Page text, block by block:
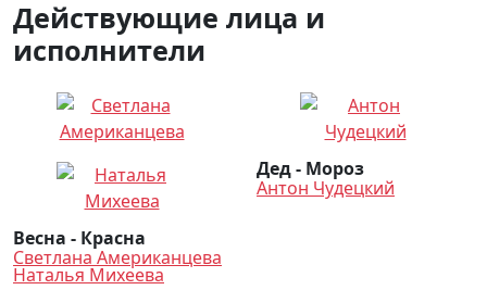
Действующие лица и
исполнители
Весна - Красна
Светлана Американцева
Наталья Михеева
Дед - Мороз
Антон Чудецкий